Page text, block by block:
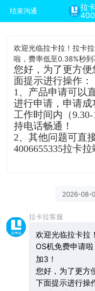
结束沟通
拉
欢迎光临拉卡拉！拉卡
啦，费率低至0.38%秒到
您好，为了更方
面提示进行操作：
1、产品申请可以
进行申请，申请
工作时间内（
持电话畅通！
2、其他问题可直
4006655335拉卡
2026-08-
拉卡拉客服
欢迎光临拉卡拉
OS机免费申请
加3！
您好，为了更方
下面提示进行操